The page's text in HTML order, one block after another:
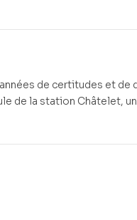
de certitudes et de
de la station Châtelet,